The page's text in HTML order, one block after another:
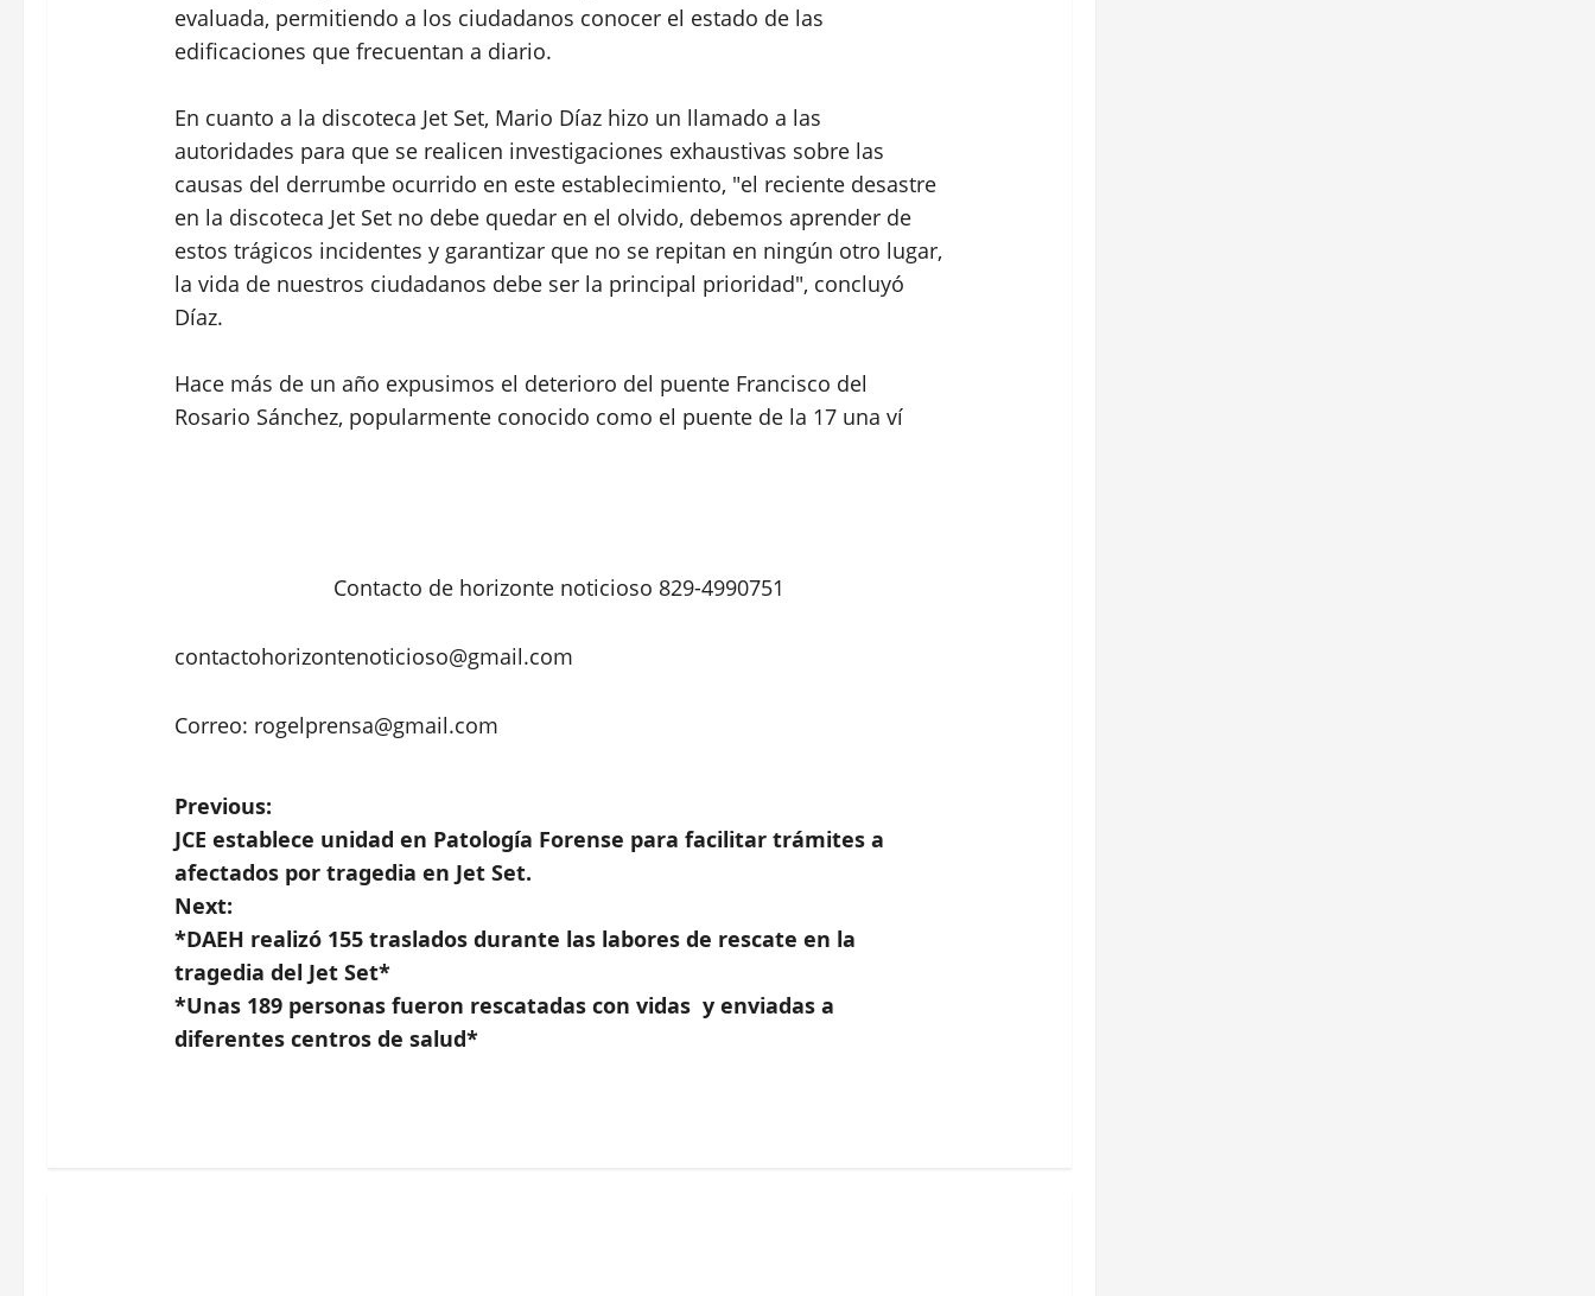
evaluada, permitiendo a los ciudadanos conocer el estado de las
edificaciones que frecuentan a diario.
En cuanto a la discoteca Jet Set, Mario Díaz hizo un llamado a las
autoridades para que se realicen investigaciones exhaustivas sobre las
causas del derrumbe ocurrido en este establecimiento, "el reciente desastre
en la discoteca Jet Set no debe quedar en el olvido, debemos aprender de
estos trágicos incidentes y garantizar que no se repitan en ningún otro lugar,
la vida de nuestros ciudadanos debe ser la principal prioridad", concluyó
Díaz.
Hace más de un año expusimos el deterioro del puente Francisco del
Rosario Sánchez, popularmente conocido como el puente de la 17 una ví
Contacto de horizonte noticioso 829-4990751
contactohorizontenoticioso@gmail.com
Correo: rogelprensa@gmail.com
P
o
s
t
n
a
Previous:
JCE establece unidad en Patología Forense para facilitar trámites a
afectados por tragedia en Jet Set.
Next:
*DAEH realizó 155 traslados durante las labores de rescate en la
tragedia del Jet Set*
*Unas 189 personas fueron rescatadas con vidas y enviadas a
diferentes centros de salud*